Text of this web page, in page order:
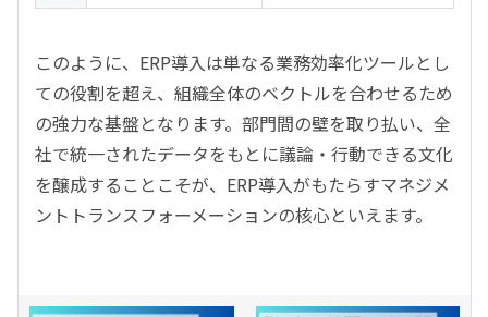
このように、ERP導入は単なる業務効率化ツールとし
ての役割を超え、組織全体のベクトルを合わせるため
の強力な基盤となります。部門間の壁を取り払い、全
社で統一されたデータをもとに議論・行動できる文化
を醸成することこそが、ERP導入がもたらすマネジメ
ントトランスフォーメーションの核心といえます。